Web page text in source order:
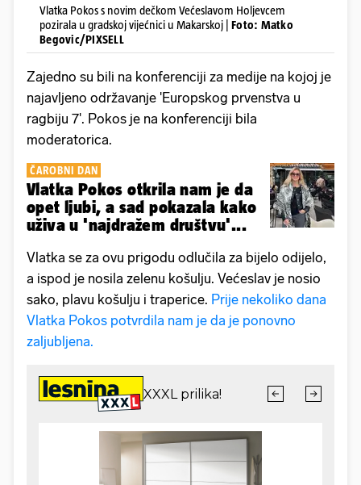
Vlatka Pokos s novim dečkom Većeslavom Holjevcem
pozirala u gradskoj vijećnici u Makarskoj | Foto: Matko
Begovic/PIXSELL
Zajedno su bili na konferenciji za medije na kojoj je
najavljeno održavanje 'Europskog prvenstva u
ragbiju 7'. Pokos je na konferenciji bila
moderatorica.
ČAROBNI DAN
Vlatka Pokos otkrila nam je da
opet ljubi, a sad pokazala kako
uživa u 'najdražem društvu'...
Vlatka se za ovu prigodu odlučila za bijelo odijelo,
a ispod je nosila zelenu košulju. Većeslav je nosio
sako, plavu košulju i traperice. Prije nekoliko dana
Vlatka Pokos potvrdila nam je da je ponovno
zaljubljena.